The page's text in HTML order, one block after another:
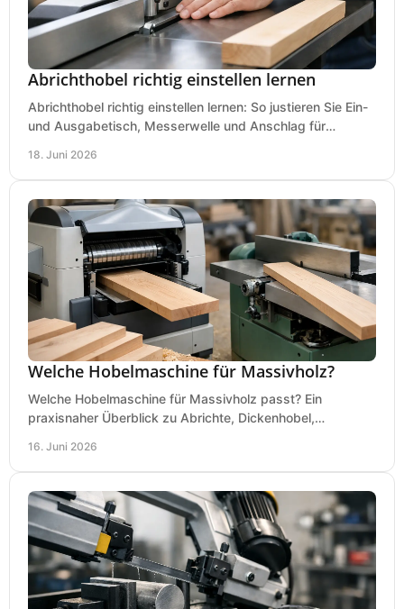
Abrichthobel richtig einstellen lernen
Abrichthobel richtig einstellen lernen: So justieren Sie Ein-
und Ausgabetisch, Messerwelle und Anschlag für
18. Juni 2026
Welche Hobelmaschine für Massivholz?
Welche Hobelmaschine für Massivholz passt? Ein
praxisnaher Überblick zu Abrichte, Dickenhobel,
16. Juni 2026